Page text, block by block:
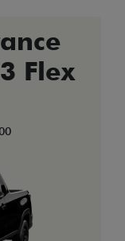
Flex